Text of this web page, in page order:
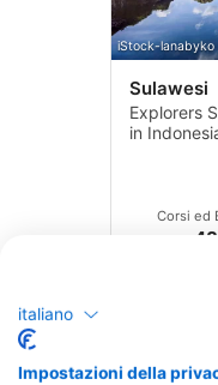
iStock-lanabyko
Sulawesi
Explorers
in
Corsi ed
48
italiano
Impostazioni della